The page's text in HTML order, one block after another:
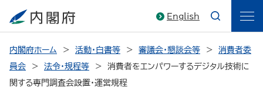
English
内閣府ホーム 活動・白書等 審議会・懇談会等
消費者委
員会
法令・規程等
消費者をエンパワーするデジタル技術に
関する専門調査会設置・運営規程